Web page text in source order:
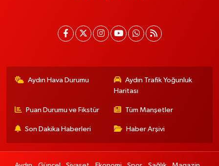
Aydın Hava Durumu
Aydın Trafik Yoğunluk
Haritası
Puan Durumu ve Fikstür Tüm Manşetler
Son Dakika Haberleri Haber Arşivi